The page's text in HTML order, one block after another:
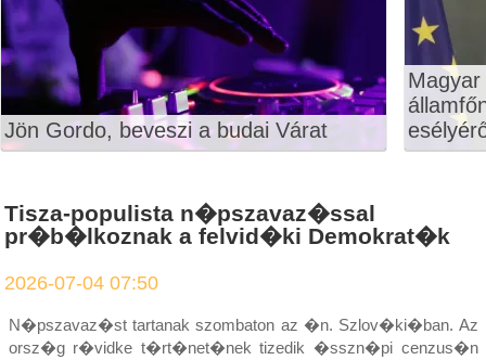
Jön Gordo, beveszi a budai Várat
Tisza-populista n�pszavaz�ssal
pr�b�lkoznak a felvid�ki Demokrat�k
2026-07-04 07:50
N�pszavaz�st tartanak szombaton az �n. Szlov�ki�ban. Az
orsz�g r�vidke t�rt�net�nek tizedik �sszn�pi cenzus�n